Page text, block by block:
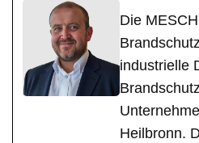
Die
industrielle
Heilbronn.